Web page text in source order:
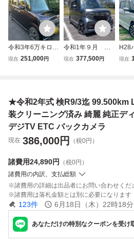
令和3年6万キロ
ー ホンダN BOX
カメラ 車検付10
年1月迄
現在 251,000円
令和1年９月 ホ
ンダN-BOX カス
インチターボ用 ア
ルミ 売り切り
現在 377,500円
H28
日産
ラ
ダウ
現在
★令和2年式 検R9/3迄 99.500km
装クリーニング済み 綺麗 純正デ
デジTV ETC バックカメラ
現在 386,000円 （税0円）
諸費用24,890円
（税0円）
諸費用の内訳、支払総額
諸費用の詳細は出品者にお問い合わせくだ
諸費用は落札金額とは別に必要になります
123件 6月18日（木）22時18分
あなただけの特別なクーポンを受け